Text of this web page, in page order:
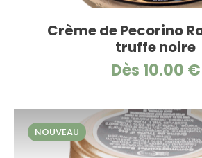
Crème de Pecorino
truffe noire
Dès 10.00 €
NOUVEAU